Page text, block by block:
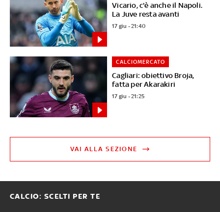
Vicario, c'è anche il Napoli.
La Juve resta avanti
17 giu - 21:40
Cagliari: obiettivo Broja,
fatta per Akarakiri
CALCIOMERCATO
17 giu - 21:25
VAI ALLA SEZIONE
CALCIO: SCELTI PER TE